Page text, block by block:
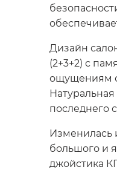
Дизайн
(2+3+2) с
ощущениям
последнего
Изменилась
большого и
джойстика